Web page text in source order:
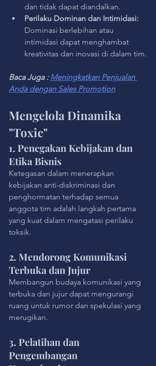
dan tidak dapat diandalkan.
Perilaku Dominan dan Intimidasi:
Dominasi berlebihan atau
intimidasi dapat menghambat
kreativitas dan inovasi di dalam tim.
Baca Juga : Meningkatkan Penjualan
Anda dengan Sales Promotion
Mengelola Dinamika
"Toxic"
1. Penegakan Kebijakan dan
Etika Bisnis
Ketegasan dalam menerapkan
kebijakan anti-diskriminasi dan
penghormatan terhadap semua
anggota tim adalah langkah pertama
yang kuat dalam mengatasi perilaku
toksik.
2. Mendorong Komunikasi
Terbuka dan Jujur
Membangun budaya komunikasi yang
terbuka dan jujur dapat mengurangi
ruang untuk rumor dan spekulasi yang
merugikan.
3. Pelatihan dan
Pengembangan